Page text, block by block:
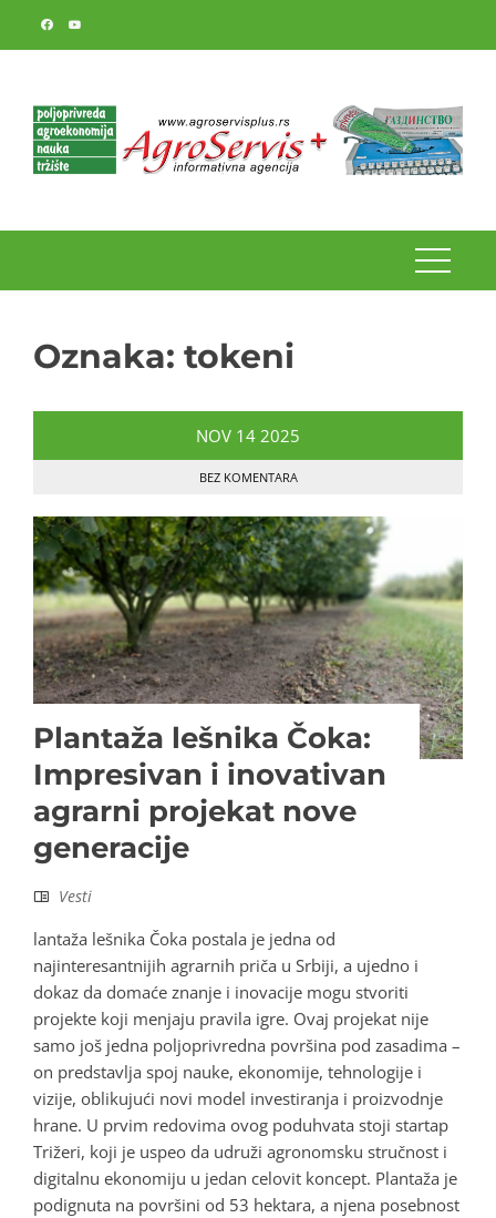
Oznaka: tokeni
NOV 14 2025
BEZ KOMENTARA
Plantaža lešnika Čoka:
Impresivan i inovativan
agrarni projekat nove
generacije
Vesti
lantaža lešnika Čoka postala je jedna od
najinteresantnijih agrarnih priča u Srbiji, a ujedno i
dokaz da domaće znanje i inovacije mogu stvoriti
projekte koji menjaju pravila igre. Ovaj projekat nije
samo još jedna poljoprivredna površina pod zasadima –
on predstavlja spoj nauke, ekonomije, tehnologije i
vizije, oblikujući novi model investiranja i proizvodnje
hrane. U prvim redovima ovog poduhvata stoji startap
Trižeri, koji je uspeo da udruži agronomsku stručnost i
digitalnu ekonomiju u jedan celovit koncept. Plantaža je
podignuta na površini od 53 hektara, a njena posebnost